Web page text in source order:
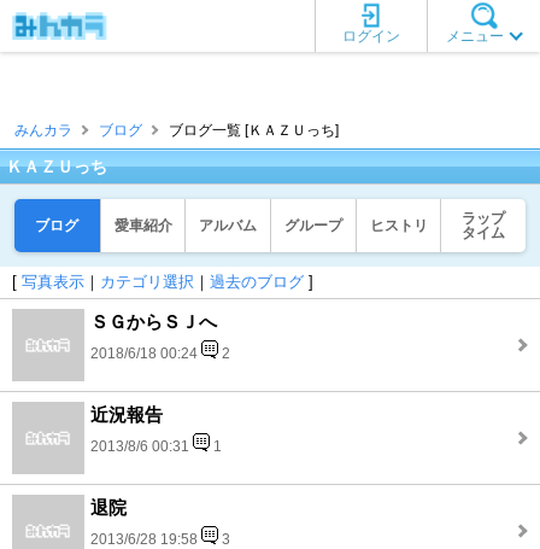
メニュー
ログイン
みんカラ ブログ ブログ一覧 [ＫＡＺＵっち]
ＫＡＺＵっち
ブログ 愛車紹介 アルバム グループ ヒストリ
ラップ
タイム
[ 写真表示 ｜ カテゴリ選択 ｜ 過去のブログ ]
ＳＧからＳＪへ
2018/6/18 00:24 2
近況報告
2013/8/6 00:31 1
退院
2013/6/28 19:58 3